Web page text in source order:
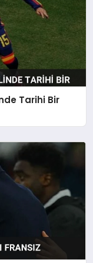
Tarihi Bir